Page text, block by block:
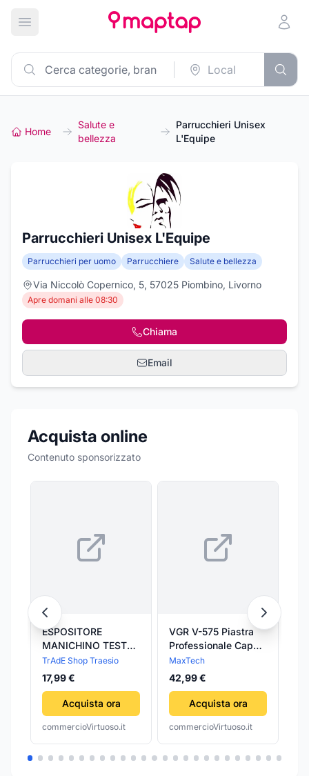
Apri menu principale
Home
Salute e
bellezza
Parrucchieri Unisex
L'Equipe
Parrucchieri Unisex L'Equipe
Parrucchieri per uomo Parrucchiere Salute e bellezza
Via Niccolò Copernico, 5, 57025 Piombino, Livorno
Apre domani alle 08:30
Chiama
Email
Acquista online
Contenuto sponsorizzato
ESPOSITORE
MANICHINO TESTA
DONNA PORTA
PARRUCCA
OCCHIALI
PARRUCCHIERE
TrAdE Shop Traesio
17,99 €
Acquista ora
commercioVirtuoso.it
VGR V-575 Piastra
Professionale Capelli
Parrucchiere LCD
Tormalina
MaxTech
42,99 €
Acquista ora
commercioVirtuoso.it